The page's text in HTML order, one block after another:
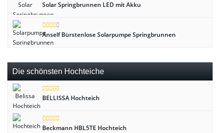
Solar Springbrunnen LED mit Akku
Anself Bürstenlose Solarpumpe Springbrunnen
Die schönsten Hochteiche
BELLISSA Hochteich
Beckmann HBL5TE Hochteich